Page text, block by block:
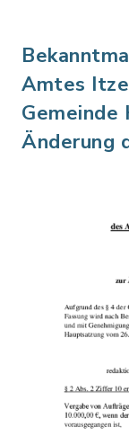
Amtes
Änderung